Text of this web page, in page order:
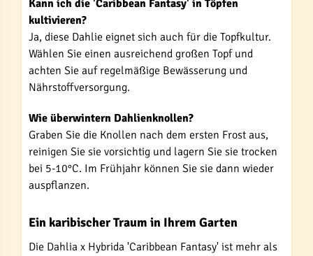
Kann ich die 'Caribbean Fantasy' in Töpfen
kultivieren?
Ja, diese Dahlie eignet sich auch für die Topfkultur.
Wählen Sie einen ausreichend großen Topf und
achten Sie auf regelmäßige Bewässerung und
Nährstoffversorgung.
Wie überwintern Dahlienknollen?
Graben Sie die Knollen nach dem ersten Frost aus,
reinigen Sie sie vorsichtig und lagern Sie sie trocken
bei 5-10°C. Im Frühjahr können Sie sie dann wieder
auspflanzen.
Ein karibischer Traum in Ihrem Garten
Die Dahlia x Hybrida 'Caribbean Fantasy' ist mehr als